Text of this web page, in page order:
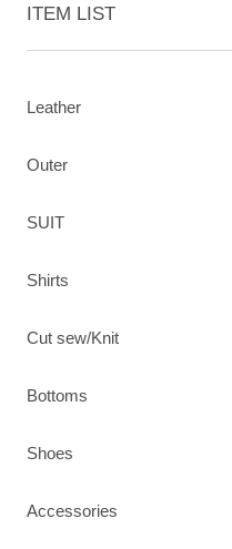
ITEM LIST
Leather
Outer
SUIT
Shirts
Cut sew/Knit
Bottoms
Shoes
Accessories